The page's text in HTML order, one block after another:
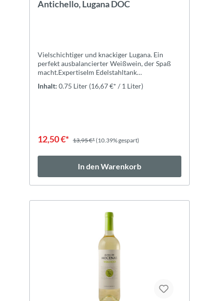
Antichello, Lugana DOC
Vielschichtiger und knackiger Lugana. Ein
perfekt ausbalancierter Weißwein, der Spaß
macht.ExpertiseIm Edelstahltank
Traubenmost, Konservierungsstoff und
Inhalt: 0.75 Liter (16,67 €* / 1 Liter)
12,50 €* 13,95 €*(10.39% gespart)
In den Warenkorb